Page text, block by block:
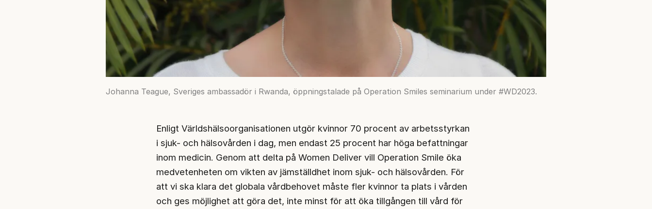
Johanna Teague, Sveriges ambassadör i Rwanda, öppningstalade på Operation Smiles seminarium under #WD2023.
Enligt Världshälsoorganisationen utgör kvinnor 70 procent av arbetsstyrkan
i sjuk- och hälsovården i dag, men endast 25 procent har höga befattningar
inom medicin. Genom att delta på Women Deliver vill Operation Smile öka
medvetenheten om vikten av jämställdhet inom sjuk- och hälsovården. För
att vi ska klara det globala vårdbehovet måste fler kvinnor ta plats i vården
och ges möjlighet att göra det, inte minst för att öka tillgången till vård för